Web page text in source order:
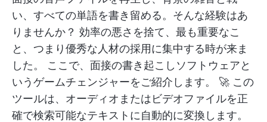
い、すべての単語を書き留める。そんな経験はあ
りませんか？ 効率の悪さを捨て、最も重要なこ
と、つまり優秀な人材の採用に集中する時が来ま
した。 ここで、面接の書き起こしソフトウェアと
いうゲームチェンジャーをご紹介します。 🚀 この
ツールは、オーディオまたはビデオファイルを正
確で検索可能なテキストに自動的に変換します。